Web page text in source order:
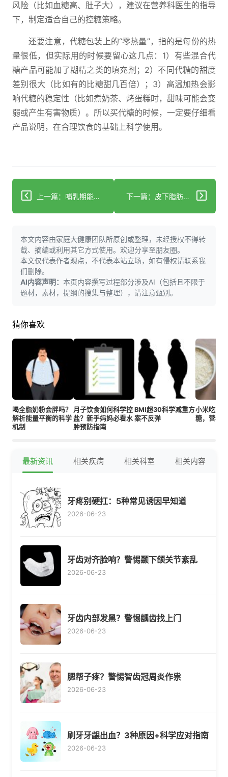
风险（比如血糖高、肚子大），建议在营养科医生的指导
下，制定适合自己的控糖策略。
还要注意，代糖包装上的“零热量”，指的是每份的热
量很低，但实际用的时候要留心这几点：1）有些混合代
糖产品可能加了糊精之类的填充剂；2）不同代糖的甜度
差别很大（比如有的比糖甜几百倍）；3）高温加热会影
响代糖的稳定性（比如煮奶茶、烤蛋糕时，甜味可能会变
弱或产生有害物质）。所以买代糖的时候，一定要仔细看
产品说明，在合理饮食的基础上科学使用。
上一篇：哺乳期能吃甜酒冲蛋吗？营养师教你科学判断 下一篇：皮下脂肪看营养不良：判断技巧+误区纠正
本文内容由家庭大健康团队所原创或整理，未经授权不得转
载、摘编或利用其它方式使用。欢迎分享至朋友圈。
本文仅代表作者观点，不代表本站立场，如有侵权请联系我
们删除。
AI内容声明： 本页内容撰写过程部分涉及AI（包括且不限于
题材，素材，提纲的搜集与整理），请注意甄别。
猜你喜欢
喝全脂奶粉会胖吗？
解析能量平衡的科学
机制
月子饮食如何科学控
盐？新手妈妈必看水
肿预防指南
BMI超30科学减重方
案不反弹
小米吃对
糖，营养
最新资讯 相关疾病 相关科室 相关内容
牙疼别硬扛：5种常见诱因早知道
2026-06-23
牙齿对齐脸响？警惕颞下颌关节紊乱
2026-06-23
牙齿内部发黑？警惕龋齿找上门
2026-06-23
腮帮子疼？警惕智齿冠周炎作祟
2026-06-23
刷牙牙龈出血？3种原因+科学应对指南
2026-06-23